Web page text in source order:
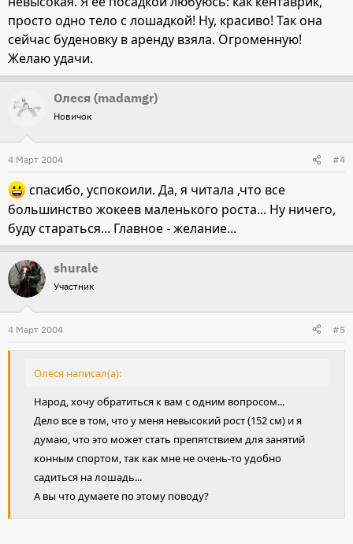
просто одно тело с лошадкой! Ну, красиво! Так она
сейчас буденовку в аренду взяла. Огроменную!
Желаю удачи.
Олеся (madamgr)
Новичок
4 Март 2004 #4
спасибо, успокоили. Да, я читала ,что все
большинство жокеев маленького роста... Ну ничего,
буду стараться... Главное - желание...
shurale
Участник
4 Март 2004 #5
Олеся написал(а):
Народ, хочу обратиться к вам с одним вопросом...
Дело все в том, что у меня невысокий рост (152 см) и я
думаю, что это может стать препятствием для занятий
конным спортом, так как мне не очень-то удобно
садиться на лошадь...
А вы что думаете по этому поводу?